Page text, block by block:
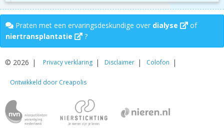
Praten met een ervaringsdeskundige over dialyse
of
niertransplantatie
?
© 2026 Privacy verklaring Disclaimer Colofon
Ontwikkeld door Creapolis